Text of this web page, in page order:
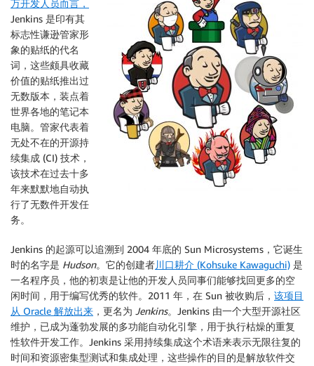
万开发人员而言，
Jenkins 是印有其
标志性谦逊管家形
象的贴纸的代名
词，这些颇具收藏
价值的贴纸推出过
无数版本，装点着
世界各地的笔记本
电脑。管家代表着
无处不在的开源持
续集成 (CI) 技术，
该技术在过去十多
年来默默地自动执
行了无数件开发任
务。
Jenkins 的起源可以追溯到 2004 年底的 Sun Microsystems，它诞生
时的名字是 Hudson。它的创建者川口耕介 (Kohsuke Kawaguchi) 是
一名程序员，他的初衷是让他的开发人员同事们能够找回更多的空
闲时间，用于编写优秀的软件。2011 年，在 Sun 被收购后， 该项目
从 Oracle 解放出来 ，更名为 Jenkins。Jenkins 由一个大型开源社区
维护，已成为蓬勃发展的多功能自动化引擎，用于执行枯燥的重复
性软件开发工作。Jenkins 采用持续集成这个术语来表示无限往复的
时间和资源密集型测试和集成处理，这些操作的目的是解放软件交